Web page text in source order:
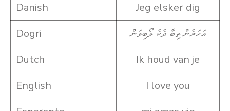
Danish
Jeg elsker dig
Dogri
އަހަރެން ތިބާ ދެކެ ލޯބިވަން
Dutch
Ik houd van je
English
I love you